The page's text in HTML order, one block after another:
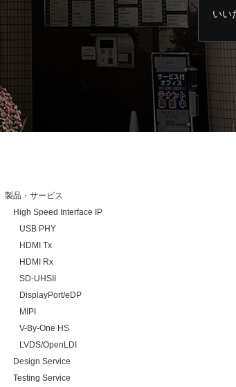
いい
製品・サービス
High Speed Interface IP
USB PHY
HDMI Tx
HDMI Rx
SD-UHSII
DisplayPort/eDP
MIPI
V-By-One HS
LVDS/OpenLDI
Design Service
Testing Service